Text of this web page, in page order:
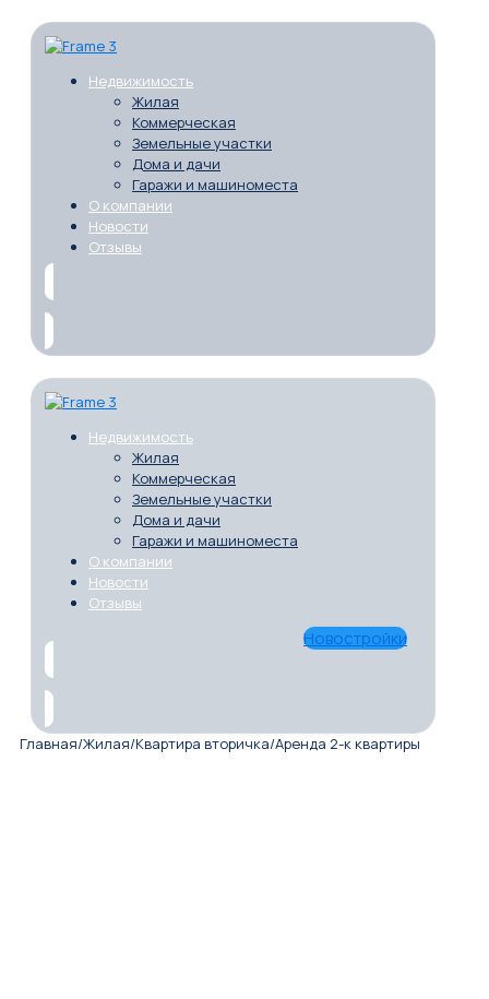
Недвижимость
Жилая
Коммерческая
Земельные участки
Дома и дачи
Гаражи и машиноместа
О компании
Новости
Отзывы
Недвижимость
Жилая
Коммерческая
Земельные участки
Дома и дачи
Гаражи и машиноместа
О компании
Новости
Отзывы
Новостройки
Главная/Жилая/Квартира вторичка/Аренда 2-к квартиры